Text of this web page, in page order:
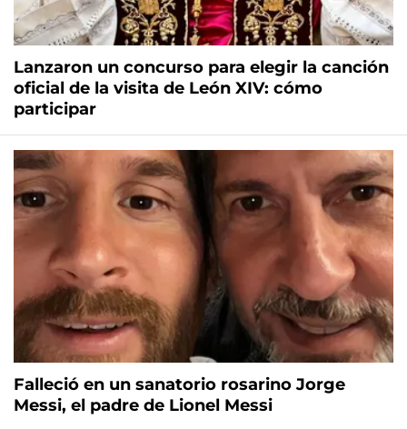
Lanzaron un concurso para elegir la canción
oficial de la visita de León XIV: cómo
participar
Falleció en un sanatorio rosarino Jorge
Messi, el padre de Lionel Messi